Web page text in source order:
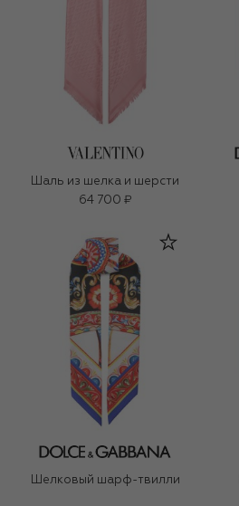
Шаль из шелка и шерсти
64 700 ₽
Шелковый шарф-твилли